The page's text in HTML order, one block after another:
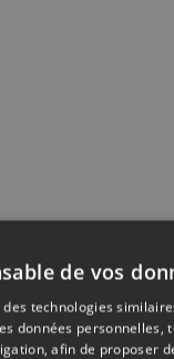
de vos
technologies
données personnelles,
afin de proposer